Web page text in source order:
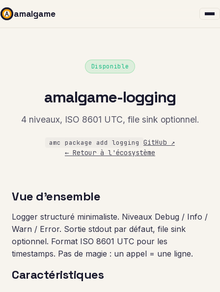
amalgame
Disponible
amalgame-logging
4 niveaux, ISO 8601 UTC, file sink optionnel.
amc package add logging GitHub ↗
← Retour à l'écosystème
Vue d'ensemble
Logger structuré minimaliste. Niveaux Debug / Info /
Warn / Error. Sortie stdout par défaut, file sink
optionnel. Format ISO 8601 UTC pour les
timestamps. Pas de magie : un appel = une ligne.
Caractéristiques